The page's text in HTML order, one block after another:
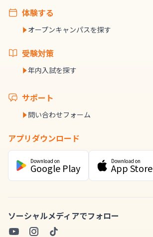
体験する
オープンキャンパスを探す
受験対策
年内入試を探す
サポート
問い合わせフォーム
アプリダウンロード
Download on
Google Play
Download on
App Store
ソーシャルメディアでフォロー